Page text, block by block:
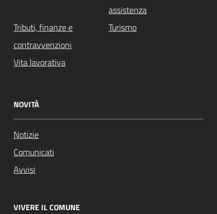
assistenza
Tributi, finanze e
contravvenzioni
Turismo
Vita lavorativa
NOVITÀ
Notizie
Comunicati
Avvisi
VIVERE IL COMUNE